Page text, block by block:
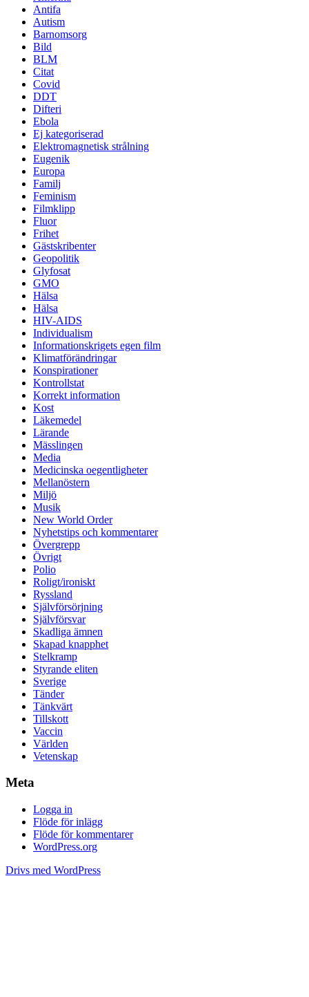
Antifa
Autism
Barnomsorg
Bild
BLM
Citat
Covid
DDT
Difteri
Ebola
Ej kategoriserad
Elektromagnetisk strålning
Eugenik
Europa
Familj
Feminism
Filmklipp
Fluor
Frihet
Gästskribenter
Geopolitik
Glyfosat
GMO
Hälsa
Hälsa
HIV-AIDS
Individualism
Informationskrigets egen film
Klimatförändringar
Konspirationer
Kontrollstat
Korrekt information
Kost
Läkemedel
Lärande
Mässlingen
Media
Medicinska oegentligheter
Mellanöstern
Miljö
Musik
New World Order
Nyhetstips och kommentarer
Övergrepp
Övrigt
Polio
Roligt/ironiskt
Ryssland
Självförsörjning
Självförsvar
Skadliga ämnen
Skapad knapphet
Stelkramp
Styrande eliten
Sverige
Tänder
Tänkvärt
Tillskott
Vaccin
Världen
Vetenskap
Meta
Logga in
Flöde för inlägg
Flöde för kommentarer
WordPress.org
Drivs med WordPress